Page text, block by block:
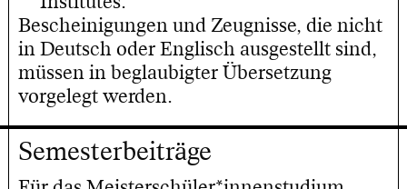
Bescheinigungen und Zeugnisse, die nicht
in Deutsch oder Englisch ausgestellt sind,
müssen in beglaubigter Übersetzung
vorgelegt werden.
Semesterbeiträge